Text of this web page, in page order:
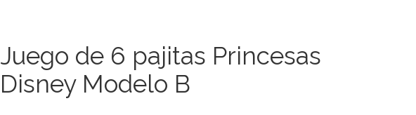
Juego de 6 pajitas Princesas
Disney Modelo B